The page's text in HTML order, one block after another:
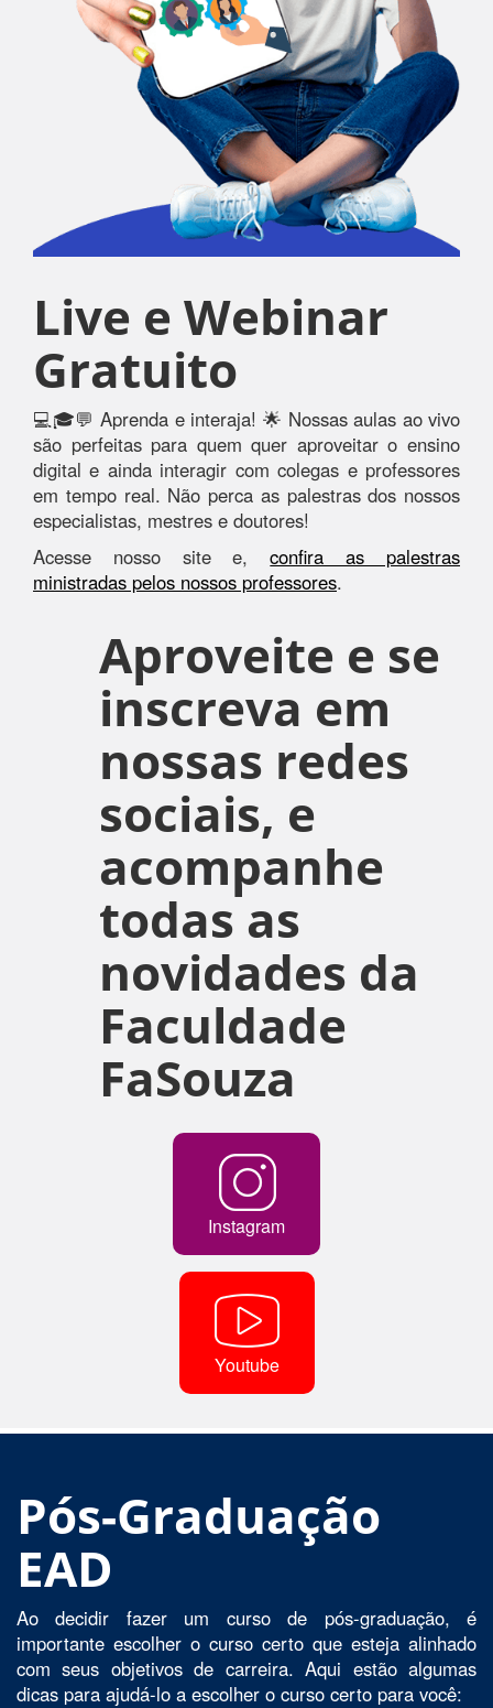
Live e Webinar
Gratuito
💻🎓💬 Aprenda e interaja! 🌟 Nossas aulas ao vivo
são perfeitas para quem quer aproveitar o ensino
digital e ainda interagir com colegas e professores
em tempo real. Não perca as palestras dos nossos
especialistas, mestres e doutores!
Acesse nosso site e,confira as palestras
ministradas pelos nossos professores.
Aproveite e se
inscreva em
nossas redes
sociais, e
acompanhe
todas as
novidades da
Faculdade
FaSouza
Instagram
Youtube
Pós-Graduação
EAD
Ao decidir fazer um curso de pós-graduação, é
importante escolher o curso certo que esteja alinhado
com seus objetivos de carreira. Aqui estão algumas
dicas para ajudá-lo a escolher o curso certo para você: